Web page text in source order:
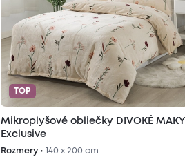
TOP
Mikroplyšové obliečky DIVOKÉ MAKY
Exclusive
Rozmery • 140 x 200 cm